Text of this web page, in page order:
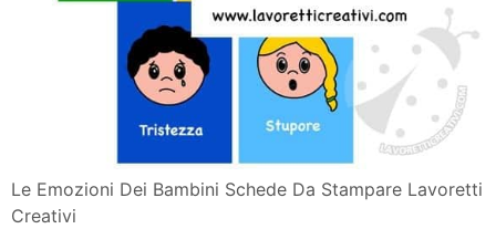
Le Emozioni Dei Bambini Schede Da Stampare Lavoretti
Creativi